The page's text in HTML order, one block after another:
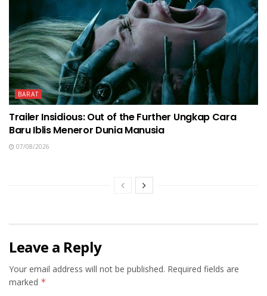
BARAT
Trailer Insidious: Out of the Further Ungkap Cara
Baru Iblis Meneror Dunia Manusia
07/08/2026
Leave a Reply
Your email address will not be published. Required fields are
marked *